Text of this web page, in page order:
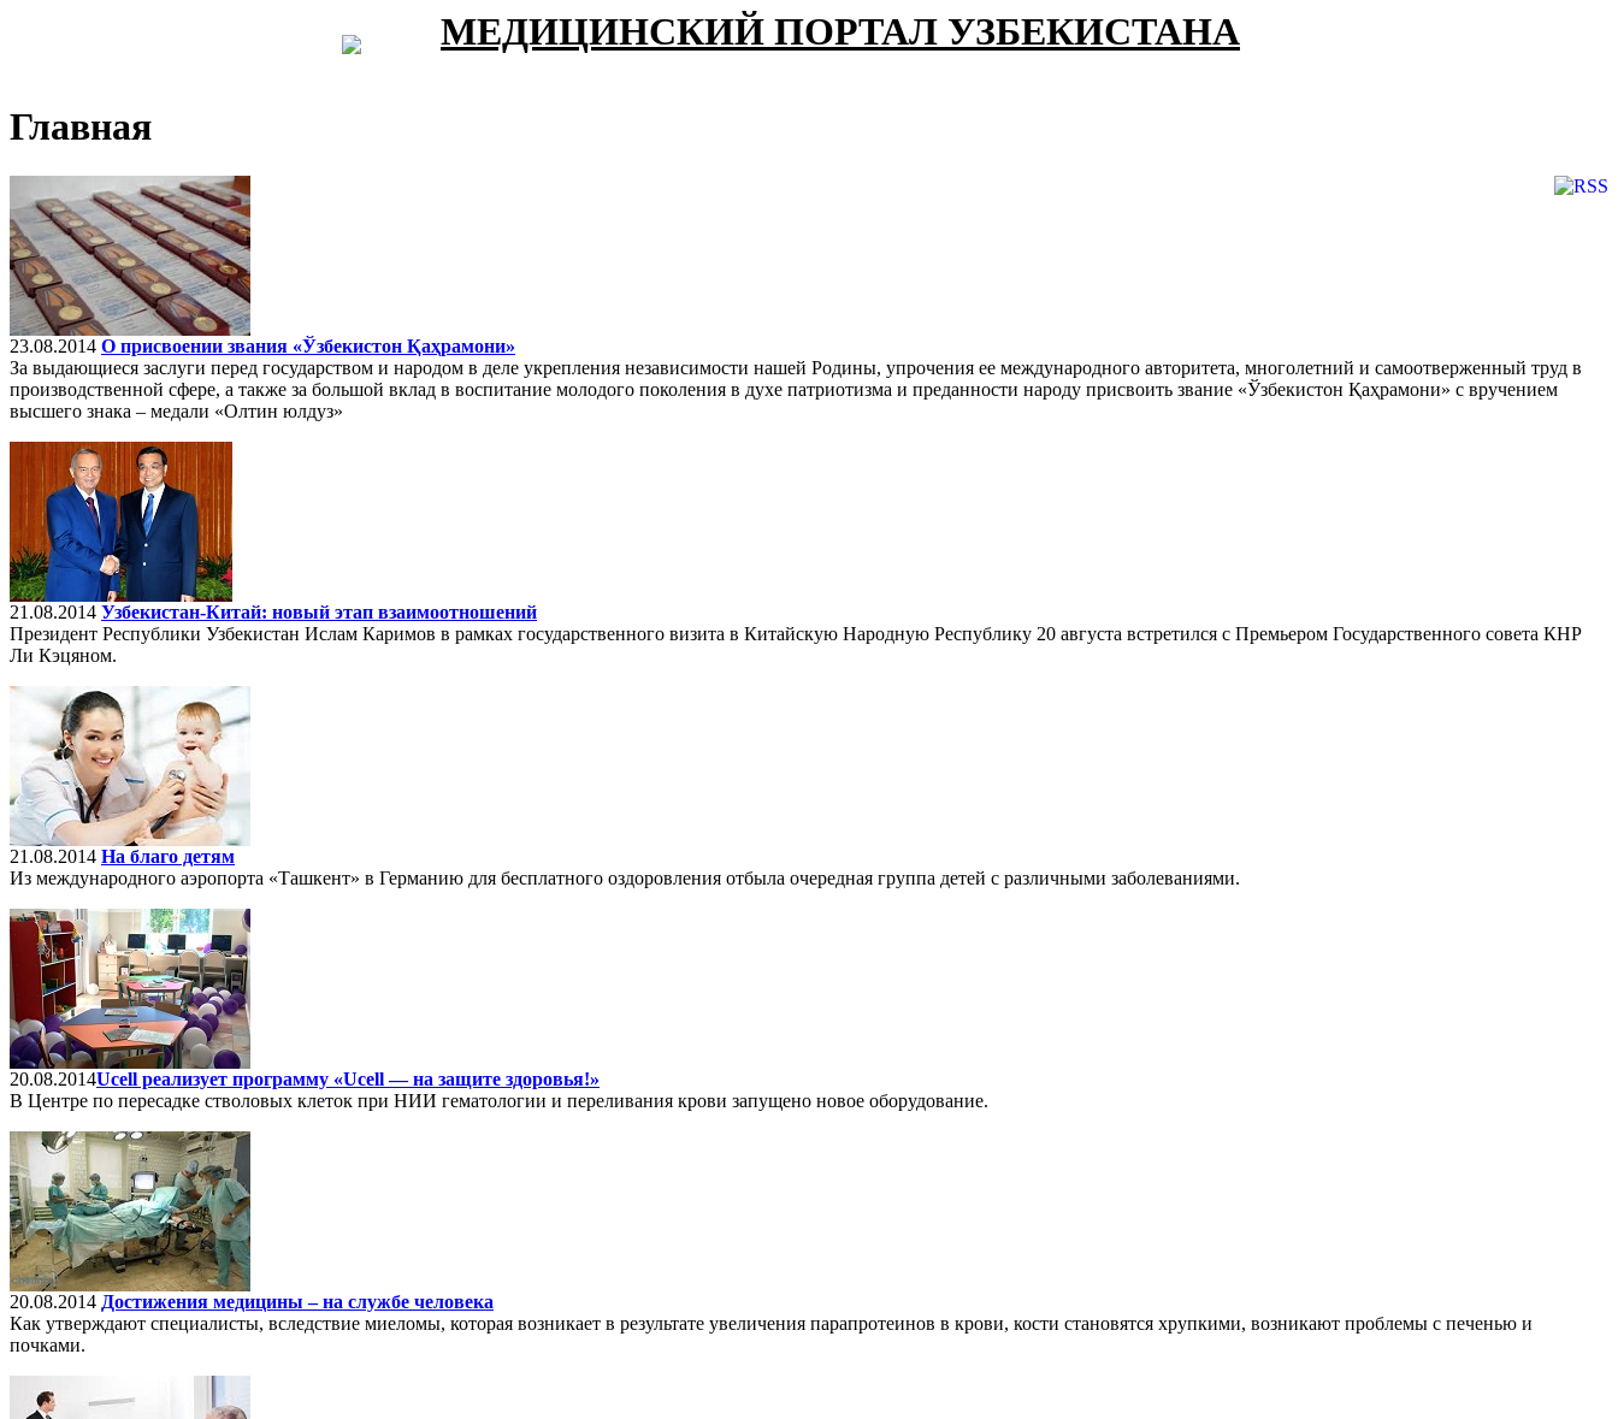
МЕДИЦИНСКИЙ ПОРТАЛ УЗБЕКИСТАНА
Главная
23.08.2014 О присвоении звания «Ўзбекистон Қаҳрамони»
За выдающиеся заслуги перед государством и народом в деле укрепления независимости нашей Родины, упрочения ее международного авторитета, многолетний и самоотверженный труд в
производственной сфере, а также за большой вклад в воспитание молодого поколения в духе патриотизма и преданности народу присвоить звание «Ўзбекистон Қаҳрамони» с вручением
высшего знака – медали «Олтин юлдуз»
21.08.2014 Узбекистан-Китай: новый этап взаимоотношений
Президент Республики Узбекистан Ислам Каримов в рамках государственного визита в Китайскую Народную Республику 20 августа встретился с Премьером Государственного совета КНР
Ли Кэцяном.
21.08.2014 На благо детям
Из международного аэропорта «Ташкент» в Германию для бесплатного оздоровления отбыла очередная группа детей с различными заболеваниями.
20.08.2014​Ucell реализует программу «Ucell — на защите здоровья!»
В Центре по пересадке стволовых клеток при НИИ гематологии и переливания крови запущено новое оборудование.
20.08.2014 Достижения медицины – на службе человека
Как утверждают специалисты, вследствие миеломы, которая возникает в результате увеличения парапротеинов в крови, кости становятся хрупкими, возникают проблемы с печенью и
почками.